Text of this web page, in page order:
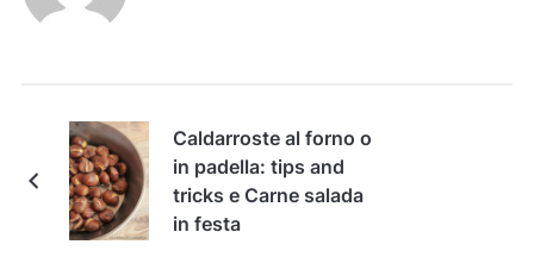
Caldarroste al forno o
in padella: tips and
tricks e Carne salada
in festa